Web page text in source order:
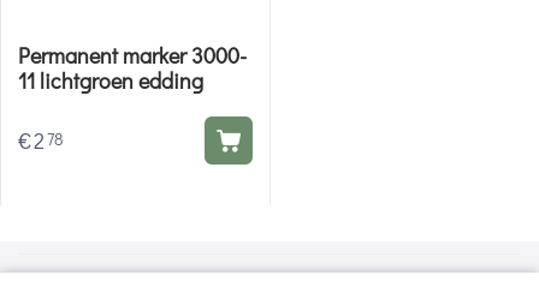
Permanent marker 3000-
11 lichtgroen edding
€278